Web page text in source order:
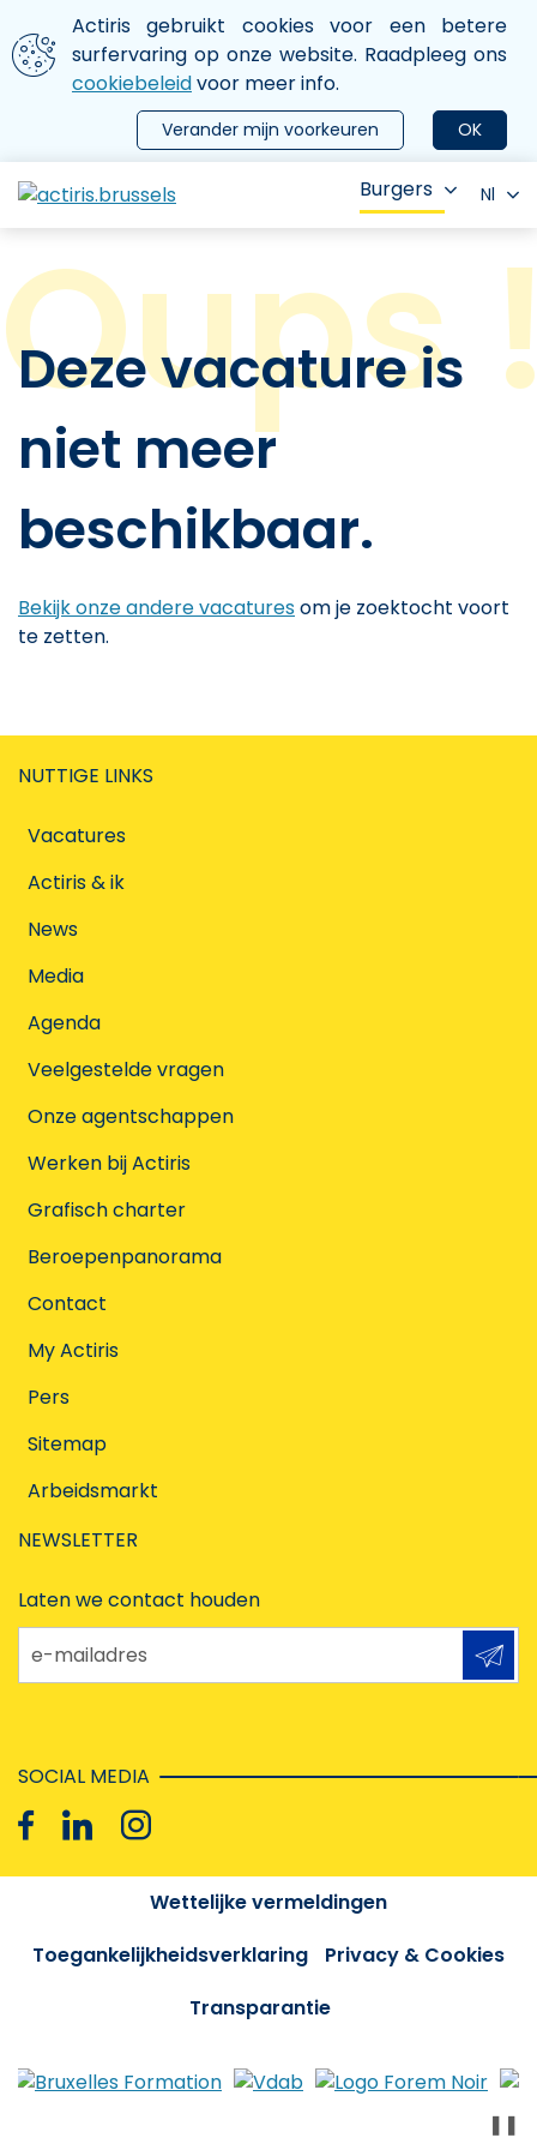
Aller au contenu principal
We gebruiken cookies
Actiris gebruikt cookies voor een betere
surfervaring op onze website. Raadpleeg ons
cookiebeleidvoor meer info.
OK
Verander mijn voorkeuren
le menu
Burgers Nl
Deze vacature is
niet meer
beschikbaar.
Bekijk onze andere vacaturesom je zoektocht voort
te zetten.
NUTTIGE LINKS
Vacatures
Actiris & ik
News
Media
Agenda
Veelgestelde vragen
Onze agentschappen
Werken bij Actiris
Grafisch charter
Beroepenpanorama
Contact
My Actiris
Pers
Sitemap
Arbeidsmarkt
NEWSLETTER
Laten we contact houden
e-mailadres
SOCIAL MEDIA
Wettelijke vermeldingen
Toegankelijkheidsverklaring
Privacy & Cookies
Transparantie
❚❚